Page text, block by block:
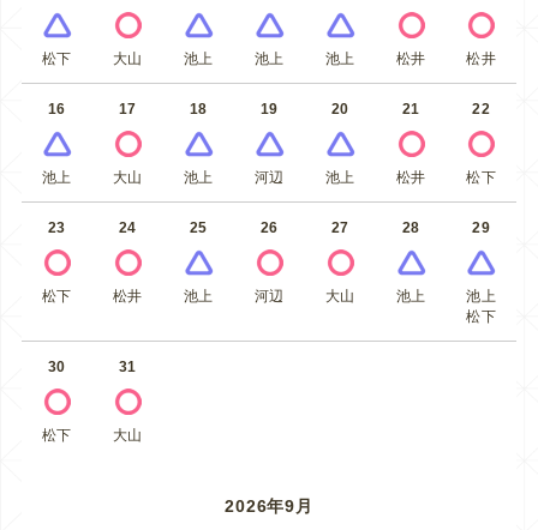
松下 大山 池上 池上 池上 松井 松井
16
池上
17
大山
18
池上
19
河辺
20
池上
21
松井
22
松下
23
松下
24
松井
25
池上
26
河辺
27
大山
28
池上
29
池上
松下
30
松下
31
大山
2026年9月